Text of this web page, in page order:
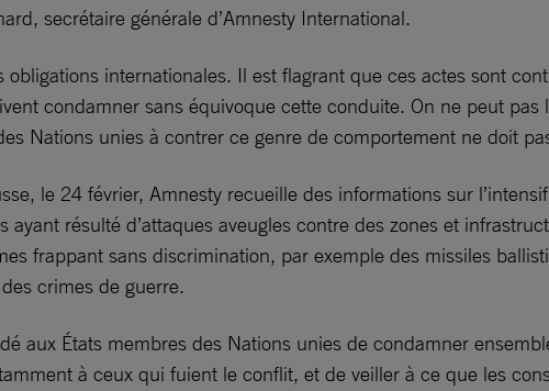
secrétaire générale d’Amnesty International.
obligations internationales. Il est flagrant que ces actes sont
condamner sans équivoque cette conduite. On ne peut
Nations unies à contrer ce genre de comportement ne doit
le 24 février, Amnesty recueille des informations sur
ayant résulté d’attaques aveugles contre des zones et
frappant sans discrimination, par exemple des missiles
crimes de guerre.
aux États membres des Nations unies de condamner
à ceux qui fuient le conflit, et de veiller à ce que les